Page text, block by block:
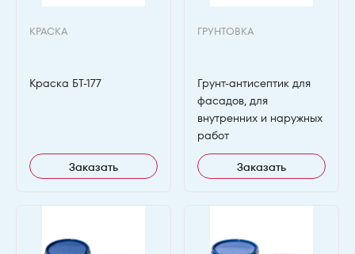
КРАСКА
Краска БТ-177
Заказать
ГРУНТОВКА
Грунт-антисептик для
фасадов, для
внутренних и наружных
работ
Заказать